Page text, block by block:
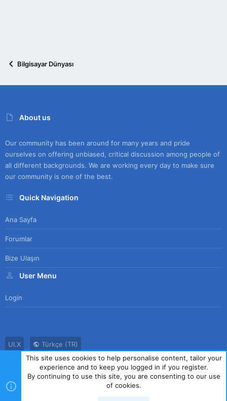
Bilgisayar Dünyası
About us
Our community has been around for many years and pride
ourselves on offering unbiased, critical discussion among people of
all different backgrounds. We are working every day to make sure
our community is one of the best.
Quick Navigation
Ana Sayfa
Forumlar
Bize Ulaşın
User Menu
Login
UI.X
Türkçe (TR)
Bize Ulaşın
Kullanım Sözleşmesi Gizlilik Politikası
Yardım
Ana Sayfa
R
S
This site uses cookies to help personalise content, tailor your
experience and to keep you logged in if you register.
By continuing to use this site, you are consenting to our use
of cookies.